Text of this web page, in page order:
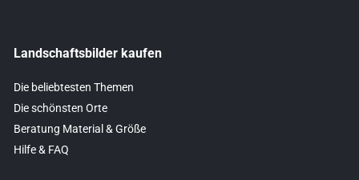
Landschaftsbilder kaufen
Die beliebtesten Themen
Die schönsten Orte
Beratung Material & Größe
Hilfe & FAQ